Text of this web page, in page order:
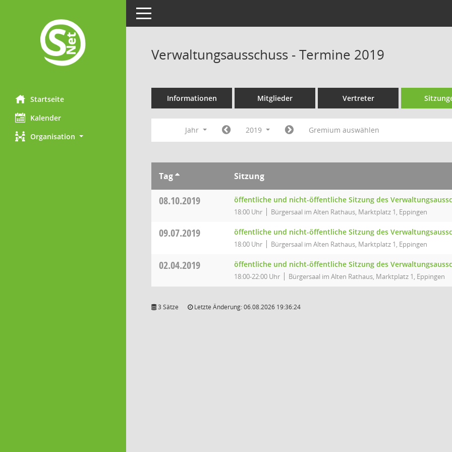
Startseite
Kalender
Organisation
Toggle navigation
Verwaltungsausschuss - Termine 2019
Informationen Mitglieder Vertreter
Jahr 2019 Gremium auswählen
Tag Sitzung
08.10.2019 öffentliche und nicht-öffentliche Sitzung des
18:00 Uhr Bürgersaal im Alten Rathaus, Marktplatz 1, Eppingen
09.07.2019 öffentliche und nicht-öffentliche Sitzung des
18:00 Uhr Bürgersaal im Alten Rathaus, Marktplatz 1, Eppingen
02.04.2019 öffentliche und nicht-öffentliche Sitzung des
18:00-22:00 Uhr Bürgersaal im Alten Rathaus, Marktplatz 1, Eppingen
3 Sätze Letzte Änderung: 06.08.2026 19:36:24